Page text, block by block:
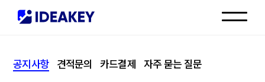
고객센터
공지사항 견적문의 카드결제 자주 묻는 질문